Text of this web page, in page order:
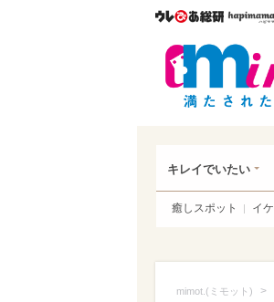
ウレぴ
キレイでいたい
癒しスポット イ
mimot.(ミモット) >